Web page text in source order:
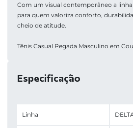
Com um visual contemporâneo a linha
para quem valoriza conforto,
cheio de atitude.
Tênis Casual Pegada Masculino em
Especificação
Linha